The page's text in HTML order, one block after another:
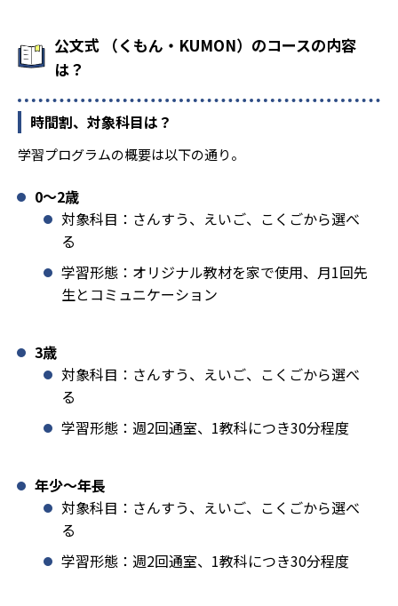
公文式 （くもん・KUMON）のコースの内容
は？
時間割、対象科目は？
学習プログラムの概要は以下の通り。
0〜2歳
対象科目：さんすう、えいご、こくごから選べ
る
学習形態：オリジナル教材を家で使用、月1回先
生とコミュニケーション
3歳
対象科目：さんすう、えいご、こくごから選べ
る
学習形態：週2回通室、1教科につき30分程度
年少〜年長
対象科目：さんすう、えいご、こくごから選べ
る
学習形態：週2回通室、1教科につき30分程度